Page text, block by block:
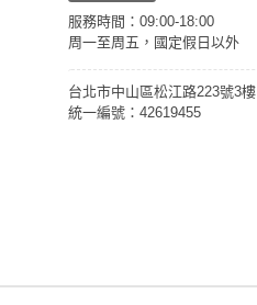
服務時間：09:00-18:00
周一至周五，國定假日以外
台北市中山區松江路223號3樓
統一編號：42619455